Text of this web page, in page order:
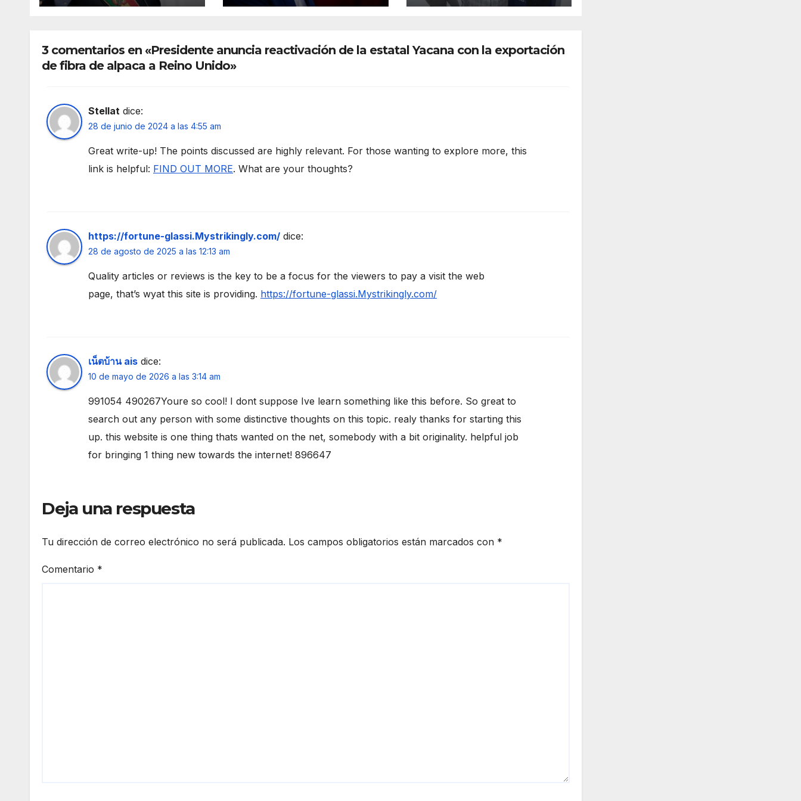
Presidente y
3 comentarios en «Presidente anuncia reactivación de la estatal Yacana con la exportación
de fibra de alpaca a Reino Unido»
Stellat dice:
28 de junio de 2024 a las 4:55 am
Great write-up! The points discussed are highly relevant. For those wanting to explore more, this
link is helpful: FIND OUT MORE. What are your thoughts?
https://fortune-glassi.Mystrikingly.com/ dice:
28 de agosto de 2025 a las 12:13 am
Quality articles or reviews is the key to be a focus for the viewers to pay a visit the web
page, that’s wyat this site is providing. https://fortune-glassi.Mystrikingly.com/
เน็ตบ้าน ais dice:
10 de mayo de 2026 a las 3:14 am
991054 490267Youre so cool! I dont suppose Ive learn something like this before. So great to
search out any person with some distinctive thoughts on this topic. realy thanks for starting this
up. this website is one thing thats wanted on the net, somebody with a bit originality. helpful job
for bringing 1 thing new towards the internet! 896647
Deja una respuesta
Tu dirección de correo electrónico no será publicada. Los campos obligatorios están marcados con *
Comentario *